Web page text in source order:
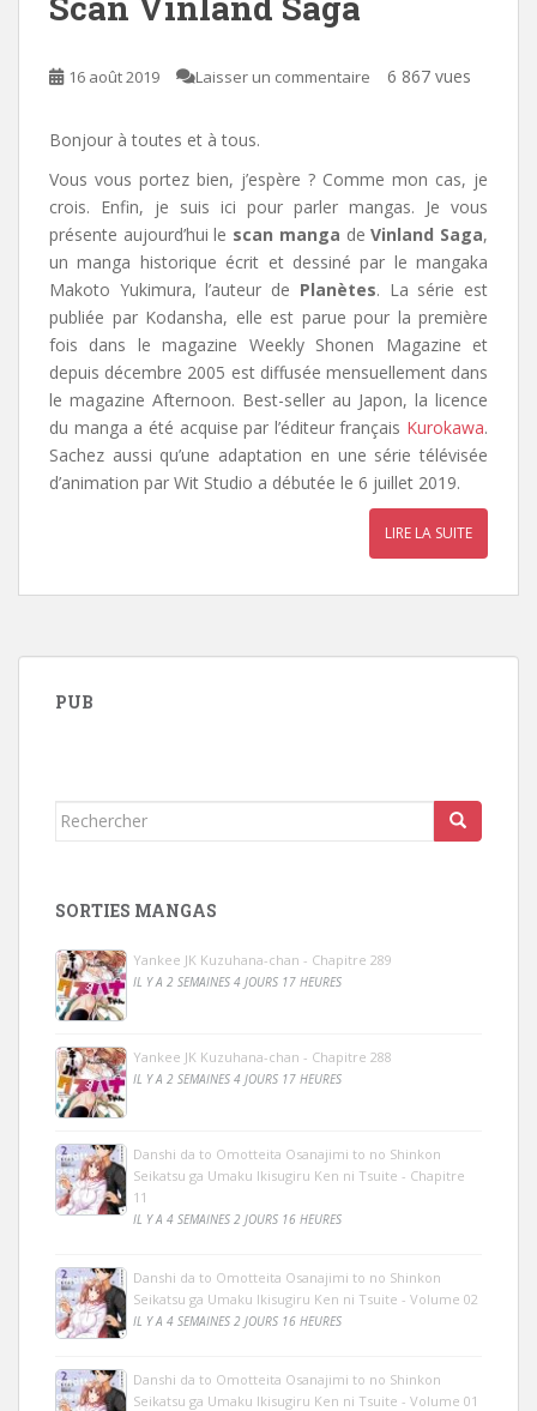
16 août 2019 Laisser un commentaire 6 867 vues
Bonjour à toutes et à tous.
Vous vous portez bien, j’espère ? Comme mon cas, je
crois. Enfin, je suis ici pour parler mangas. Je vous
présente aujourd’hui le scan manga deVinland Saga,
un manga historique écrit et dessiné par le mangaka
Makoto Yukimura, l’auteur de Planètes. La série est
publiée par Kodansha, elle est parue pour la première
fois dans le magazine Weekly Shonen Magazine et
depuis décembre 2005 est diffusée mensuellement dans
le magazine Afternoon. Best-seller au Japon, la licence
du manga a été acquise par l’éditeur français Kurokawa.
Sachez aussi qu’une adaptation en une série télévisée
d’animation par Wit Studio a débutée le 6 juillet 2019.
LIRE LA SUITE
PUB
Rechercher...
SORTIES MANGAS
Yankee JK Kuzuhana-chan - Chapitre 289
IL Y A 2 SEMAINES 4 JOURS 17 HEURES
Yankee JK Kuzuhana-chan - Chapitre 288
IL Y A 2 SEMAINES 4 JOURS 17 HEURES
Danshi da to Omotteita Osanajimi to no Shinkon
Seikatsu ga Umaku Ikisugiru Ken ni Tsuite - Chapitre
11
IL Y A 4 SEMAINES 2 JOURS 16 HEURES
Danshi da to Omotteita Osanajimi to no Shinkon
Seikatsu ga Umaku Ikisugiru Ken ni Tsuite - Volume 02
IL Y A 4 SEMAINES 2 JOURS 16 HEURES
Danshi da to Omotteita Osanajimi to no Shinkon
Seikatsu ga Umaku Ikisugiru Ken ni Tsuite - Volume 01